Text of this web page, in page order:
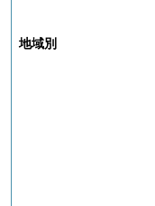
地域別